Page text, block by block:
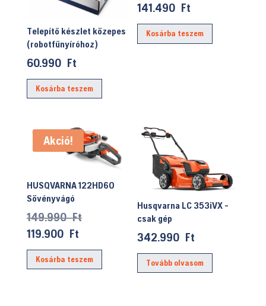
Telepítő készlet közepes
(robotfűnyíróhoz)
60.990 Ft
Kosárba teszem
141.490 Ft
Kosárba teszem
Akció!
HUSQVARNA 122HD60
Sövényvágó
149.990FtOriginal
was:
149.990 Ft.
119.900 FtCurrent
price
is:
Kosárba teszem
Husqvarna LC 353iVX -
csak gép
342.990 Ft
Tovább olvasom